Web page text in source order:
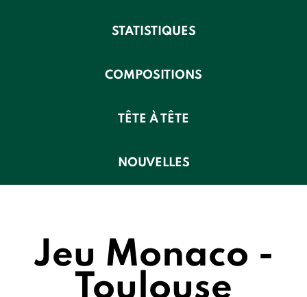
STATISTIQUES
COMPOSITIONS
TÊTE À TÊTE
NOUVELLES
Jeu Monaco -
Toulouse